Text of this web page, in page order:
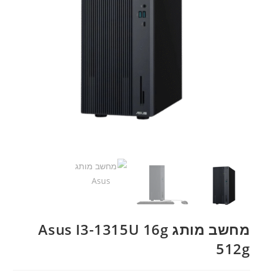
מחשב מותג Asus I3-1315U 16g
512g